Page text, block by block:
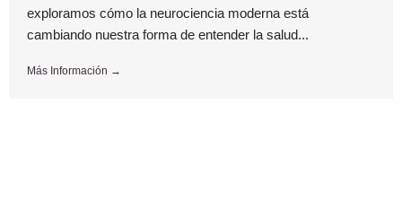
exploramos cómo la neurociencia moderna está
cambiando nuestra forma de entender la salud...
Más Información →